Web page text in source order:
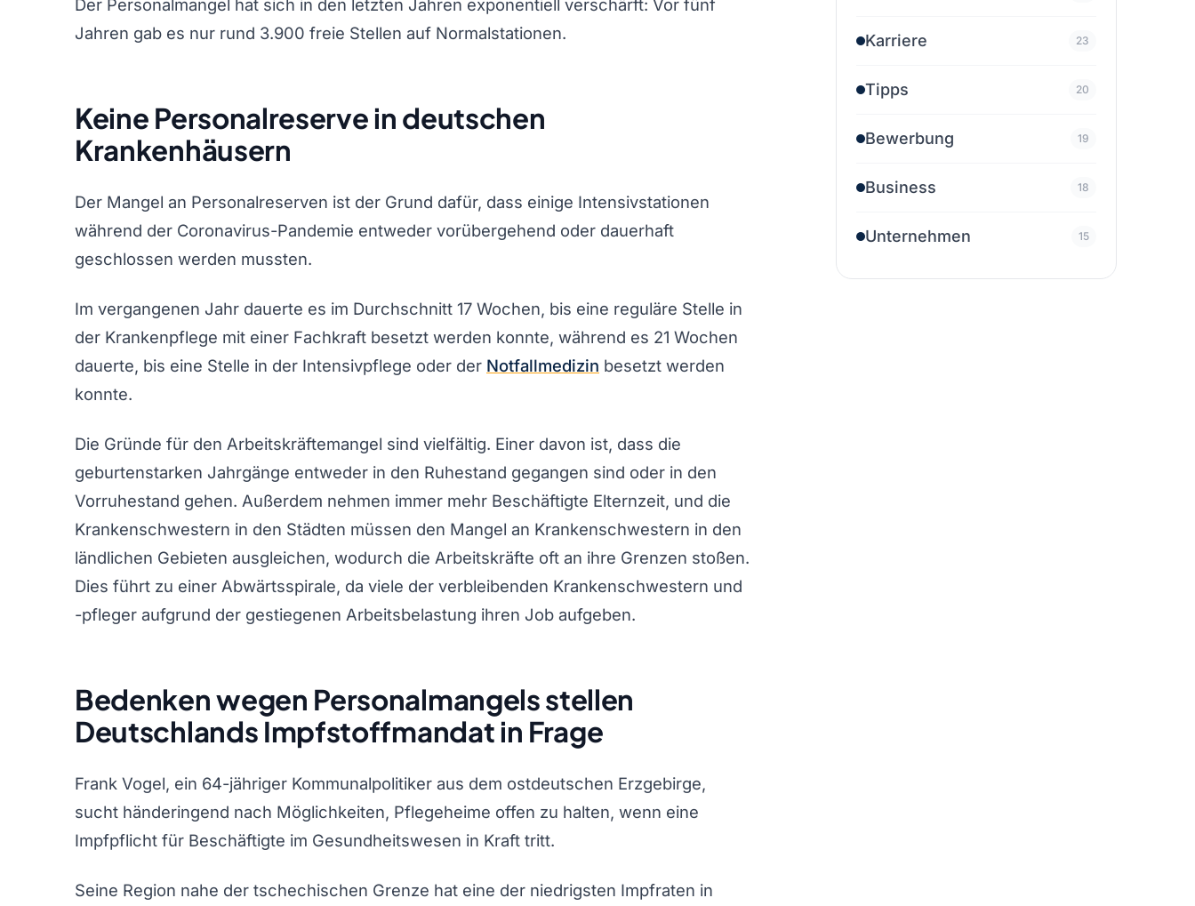
Der Personalmangel hat sich in den letzten Jahren exponentiell verschärft: Vor fünf
Jahren gab es nur rund 3.900 freie Stellen auf Normalstationen.
Keine Personalreserve in deutschen
Krankenhäusern
Der Mangel an Personalreserven ist der Grund dafür, dass einige Intensivstationen
während der Coronavirus-Pandemie entweder vorübergehend oder dauerhaft
geschlossen werden mussten.
Im vergangenen Jahr dauerte es im Durchschnitt 17 Wochen, bis eine reguläre Stelle in
der Krankenpflege mit einer Fachkraft besetzt werden konnte, während es 21 Wochen
dauerte, bis eine Stelle in der Intensivpflege oder der Notfallmedizin besetzt werden
konnte.
Die Gründe für den Arbeitskräftemangel sind vielfältig. Einer davon ist, dass die
geburtenstarken Jahrgänge entweder in den Ruhestand gegangen sind oder in den
Vorruhestand gehen. Außerdem nehmen immer mehr Beschäftigte Elternzeit, und die
Krankenschwestern in den Städten müssen den Mangel an Krankenschwestern in den
ländlichen Gebieten ausgleichen, wodurch die Arbeitskräfte oft an ihre Grenzen stoßen.
Dies führt zu einer Abwärtsspirale, da viele der verbleibenden Krankenschwestern und
-pfleger aufgrund der gestiegenen Arbeitsbelastung ihren Job aufgeben.
Bedenken wegen Personalmangels stellen
Deutschlands Impfstoffmandat in Frage
Frank Vogel, ein 64-jähriger Kommunalpolitiker aus dem ostdeutschen Erzgebirge,
sucht händeringend nach Möglichkeiten, Pflegeheime offen zu halten, wenn eine
Impfpflicht für Beschäftigte im Gesundheitswesen in Kraft tritt.
Seine Region nahe der tschechischen Grenze hat eine der niedrigsten Impfraten in
Karriere 23
Tipps 20
Bewerbung 19
Business 18
Unternehmen 15